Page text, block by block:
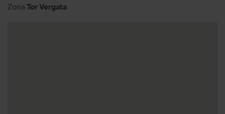
Zona Tor Vergata